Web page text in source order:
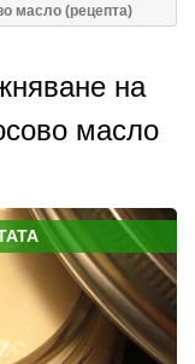
масло (рецепта)
на
масло